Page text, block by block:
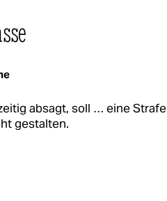
absagt, soll … eine Strafe
gestalten.